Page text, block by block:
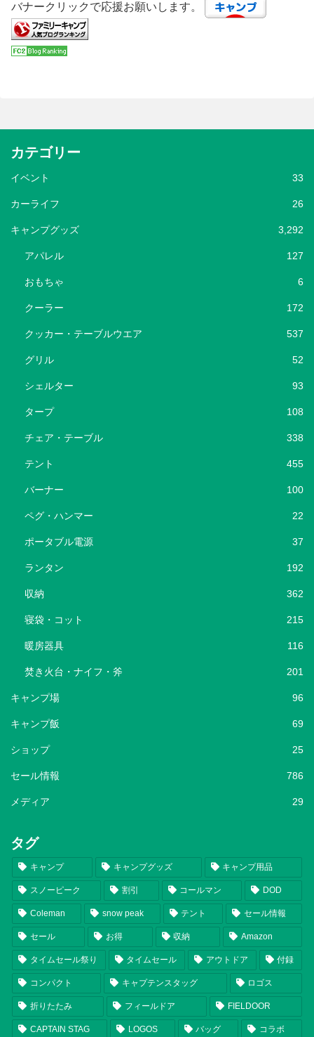
バナークリックで応援お願いします。
カテゴリー
イベント 33
カーライフ 26
キャンプグッズ 3,292
アパレル 127
おもちゃ 6
クーラー 172
クッカー・テーブルウエア 537
グリル 52
シェルター 93
タープ 108
チェア・テーブル 338
テント 455
バーナー 100
ペグ・ハンマー 22
ポータブル電源 37
ランタン 192
収納 362
寝袋・コット 215
暖房器具 116
焚き火台・ナイフ・斧 201
キャンプ場 96
キャンプ飯 69
ショップ 25
セール情報 786
メディア 29
タグ
キャンプ キャンプグッズ キャンプ用品
スノーピーク 割引 コールマン DOD
Coleman snow peak テント セール情報
セール お得 収納 Amazon
タイムセール祭り タイムセール アウトドア 付録
コンパクト キャプテンスタッグ ロゴス
折りたたみ フィールドア FIELDOOR
CAPTAIN STAG LOGOS バッグ コラボ